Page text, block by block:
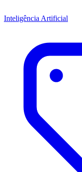
Inteligência Artificial